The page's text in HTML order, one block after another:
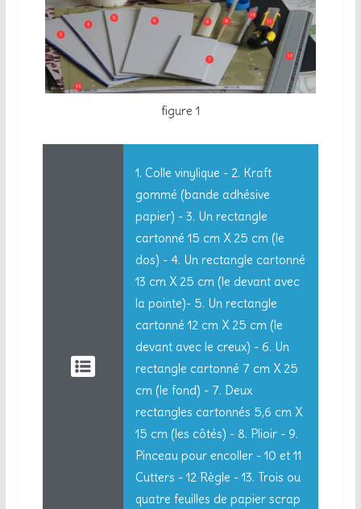
figure 1
1. Colle vinylique - 2. Kraft
gommé (bande adhésive
papier) - 3. Un rectangle
cartonné 15 cm X 25 cm (le
dos) - 4. Un rectangle cartonné
13 cm X 25 cm (le devant avec
la pointe)- 5. Un rectangle
cartonné 12 cm X 25 cm (le
devant avec le creux) - 6. Un
rectangle cartonné 7 cm X 25
cm (le fond) - 7. Deux
rectangles cartonnés 5,6 cm X
15 cm (les côtés) - 8. Plioir - 9.
Pinceau pour encoller - 10 et 11
Cutters - 12 Règle - 13. Trois ou
quatre feuilles de papier scrap